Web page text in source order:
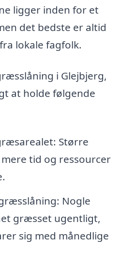
ligger inden for et
det bedste er altid
lokale fagfolk.
i Glejbjerg,
at holde følgende
Større
tid og ressourcer
Nogle
græsset ugentligt,
sig med månedlige